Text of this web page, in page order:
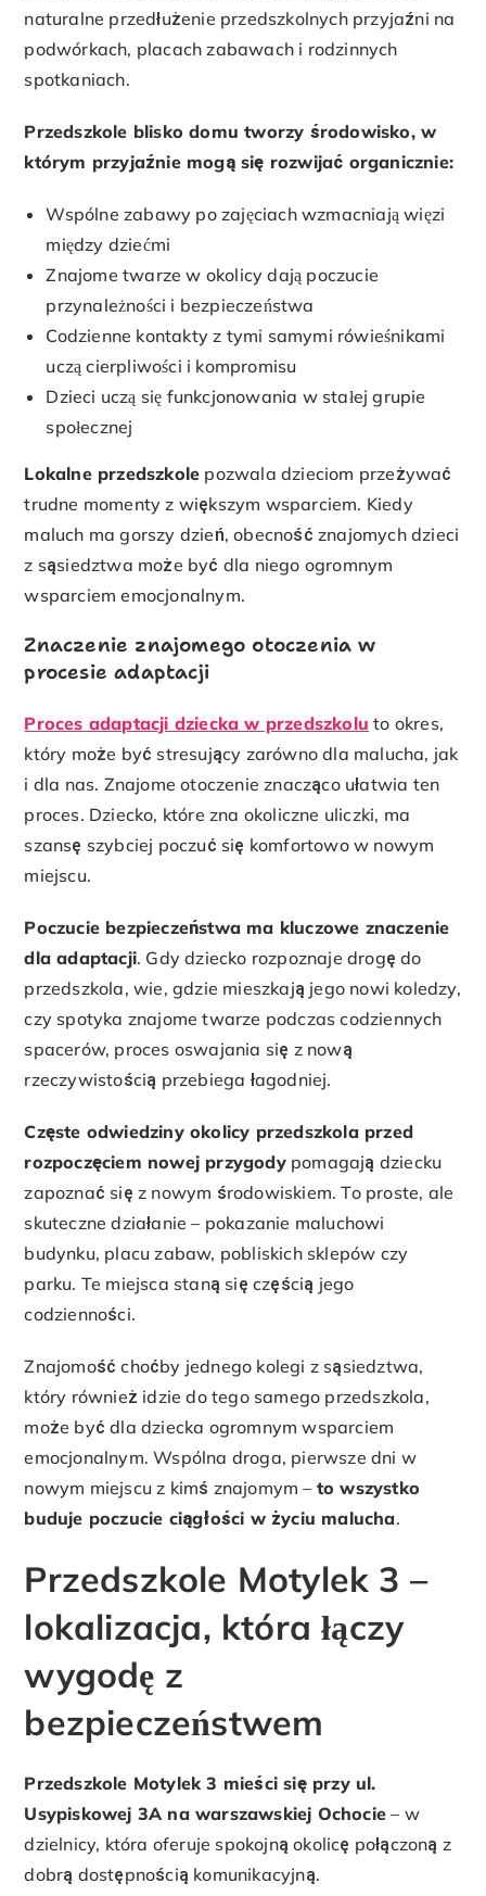
naturalne przedłużenie przedszkolnych przyjaźni na
podwórkach, placach zabawach i rodzinnych
spotkaniach.
Przedszkole blisko domu tworzy środowisko, w
którym przyjaźnie mogą się rozwijać organicznie:
Wspólne zabawy po zajęciach wzmacniają więzi
między dziećmi
Znajome twarze w okolicy dają poczucie
przynależności i bezpieczeństwa
Codzienne kontakty z tymi samymi rówieśnikami
uczą cierpliwości i kompromisu
Dzieci uczą się funkcjonowania w stałej grupie
społecznej
Lokalne przedszkole pozwala dzieciom przeżywać
trudne momenty z większym wsparciem. Kiedy
maluch ma gorszy dzień, obecność znajomych dzieci
z sąsiedztwa może być dla niego ogromnym
wsparciem emocjonalnym.
Znaczenie znajomego otoczenia w
procesie adaptacji
Proces adaptacji dziecka w przedszkolu to okres,
który może być stresujący zarówno dla malucha, jak
i dla nas. Znajome otoczenie znacząco ułatwia ten
proces. Dziecko, które zna okoliczne uliczki, ma
szansę szybciej poczuć się komfortowo w nowym
miejscu.
Poczucie bezpieczeństwa ma kluczowe znaczenie
dla adaptacji. Gdy dziecko rozpoznaje drogę do
przedszkola, wie, gdzie mieszkają jego nowi koledzy,
czy spotyka znajome twarze podczas codziennych
spacerów, proces oswajania się z nową
rzeczywistością przebiega łagodniej.
Częste odwiedziny okolicy przedszkola przed
rozpoczęciem nowej przygodypomagają dziecku
zapoznać się z nowym środowiskiem. To proste, ale
skuteczne działanie – pokazanie maluchowi
budynku, placu zabaw, pobliskich sklepów czy
parku. Te miejsca staną się częścią jego
codzienności.
Znajomość choćby jednego kolegi z sąsiedztwa,
który również idzie do tego samego przedszkola,
może być dla dziecka ogromnym wsparciem
emocjonalnym. Wspólna droga, pierwsze dni w
nowym miejscu z kimś znajomym – to wszystko
buduje poczucie ciągłości w życiu malucha.
Przedszkole Motylek 3 –
lokalizacja, która łączy
wygodę z
bezpieczeństwem
Przedszkole Motylek 3 mieści się przy ul.
Usypiskowej 3A na warszawskiej Ochocie – w
dzielnicy, która oferuje spokojną okolicę połączoną z
dobrą dostępnością komunikacyjną.